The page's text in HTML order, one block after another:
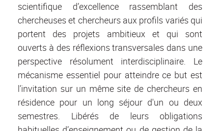
scientifique d’excellence rassemblant des
chercheuses et chercheurs aux profils variés qui
portent des projets ambitieux et qui sont
ouverts à des réflexions transversales dans une
perspective résolument interdisciplinaire. Le
mécanisme essentiel pour atteindre ce but est
l’invitation sur un même site de chercheurs en
résidence pour un long séjour d'un ou deux
semestres. Libérés de leurs obligations